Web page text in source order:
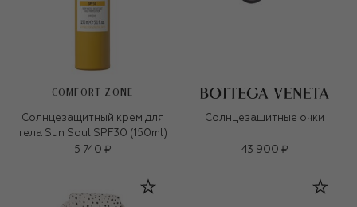
COMFORT ZONE
Солнцезащитный крем для
тела Sun Soul SPF30 (150ml)
5 740 ₽
Солнцезащитные очки
43 900 ₽